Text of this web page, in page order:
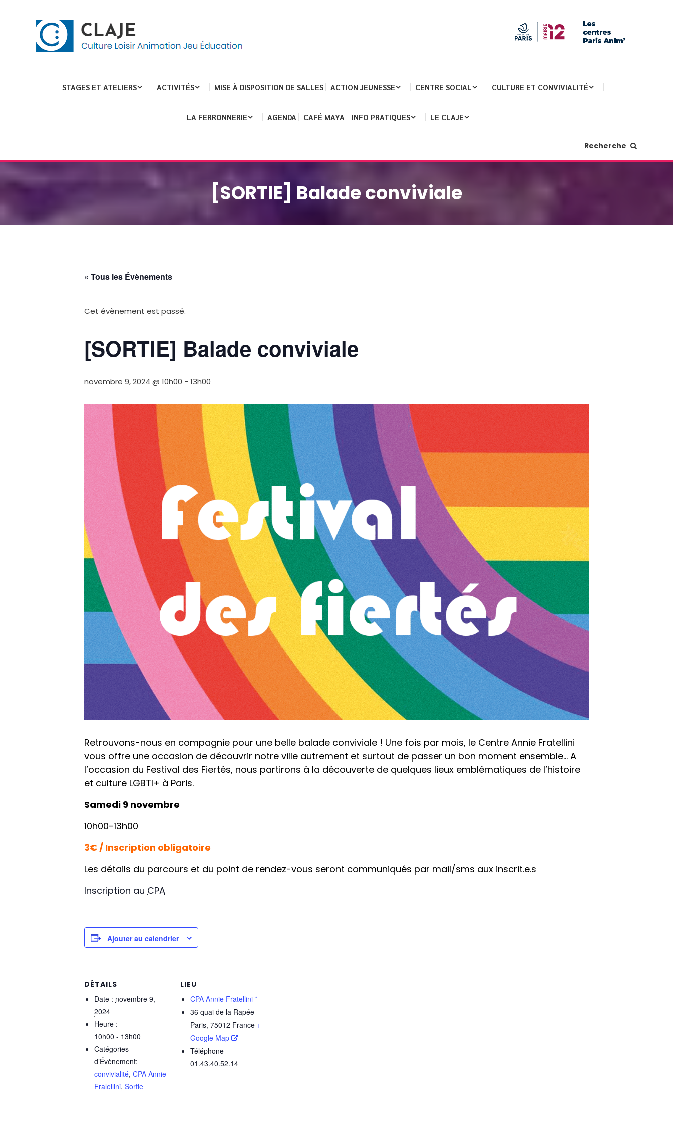
Claje
STAGES ET ATELIERS ACTIVITÉS MISE À DISPOSITION DE SALLES ACTION JEUNESSE CENTRE SOCIAL CULTURE ET CONVIVIALITÉ
LA FERRONNERIE AGENDA CAFÉ MAYA INFO PRATIQUES LE CLAJE
Recherche
[SORTIE] Balade conviviale
« Tous les Évènements
Cet évènement est passé.
[SORTIE] Balade conviviale
novembre 9, 2024 @ 10h00 - 13h00
Retrouvons-nous en compagnie pour une belle balade conviviale ! Une fois par mois, le Centre Annie Fratellini
vous offre une occasion de découvrir notre ville autrement et surtout de passer un bon moment ensemble… A
l’occasion du Festival des Fiertés, nous partirons à la découverte de quelques lieux emblématiques de l’histoire
et culture LGBTI+ à Paris.
Samedi 9 novembre
10h00-13h00
3€ / Inscription obligatoire
Les détails du parcours et du point de rendez-vous seront communiqués par mail/sms aux inscrit.e.s
Inscription au CPA
Ajouter au calendrier
DÉTAILS
Date : novembre 9,
2024
Heure :
10h00 - 13h00
Catégories
d’Évènement:
convivialité, CPA Annie
Fralellini, Sortie
LIEU
CPA Annie Fratellini *
36 quai de la Rapée
Paris, 75012 France +
Google Map
Téléphone
01.43.40.52.14